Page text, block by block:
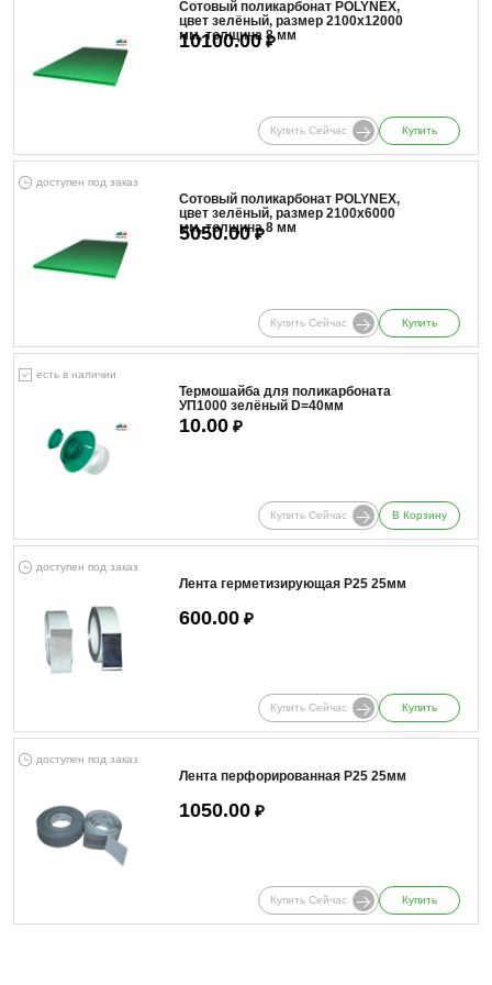
Сотовый поликарбонат POLYNEX,
цвет зелёный, размер 2100x12000
мм, толщина 8 мм
10100.00₽
Купить Сейчас Купить
доступен под заказ
Сотовый поликарбонат POLYNEX,
цвет зелёный, размер 2100x6000
мм, толщина 8 мм
5050.00₽
Купить Сейчас Купить
есть в наличии
Термошайба для поликарбоната
УП1000 зелёный D=40мм
10.00 ₽
Купить Сейчас В Корзину
доступен под заказ
Лента герметизирующая Р25 25мм
600.00 ₽
Купить Сейчас Купить
доступен под заказ
Лента перфорированная Р25 25мм
1050.00 ₽
Купить Сейчас Купить